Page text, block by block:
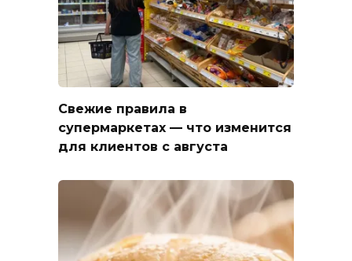
Свежие правила в
супермаркетах — что изменится
для клиентов с августа